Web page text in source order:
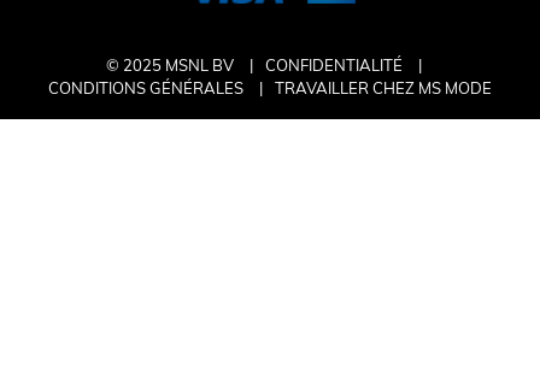
© 2025 MSNL BV
CONFIDENTIALITÉ
CONDITIONS GÉNÉRALES
TRAVAILLER CHEZ MS MODE